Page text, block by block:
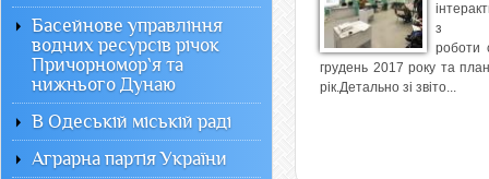
з
роботи
грудень 2017 року та
рік.Детально зі звіто...
Басейнове управління
водних ресурсів річок
Причорномор`я та
нижнього Дунаю
В Одеській міській раді
Аграрна партія України